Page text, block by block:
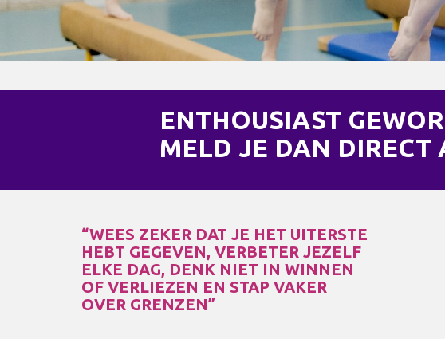
ENTHOUSIAST
MELD JE DAN DIRECT
“WEES ZEKER DAT JE HET UITERSTE
HEBT GEGEVEN, VERBETER JEZELF
ELKE DAG, DENK NIET IN WINNEN
OF VERLIEZEN EN STAP VAKER
OVER GRENZEN”